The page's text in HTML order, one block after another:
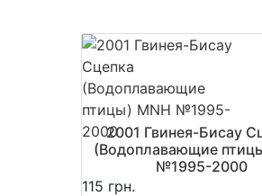
2001 Гвинея-Бисау
(Водоплавающие
№1995-2000
115 грн.